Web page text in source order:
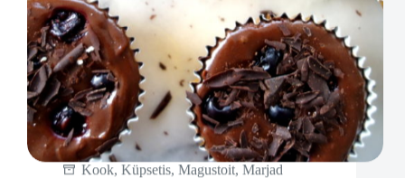
Kook, Küpsetis, Magustoit, Marjad